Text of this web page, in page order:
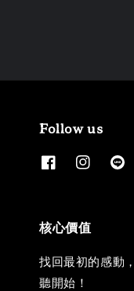
Follow us
核心價值
找回最初的感動
聽開始！